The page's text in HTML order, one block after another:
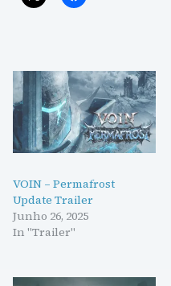
VOIN – Permafrost
Update Trailer
Junho 26, 2025
In "Trailer"